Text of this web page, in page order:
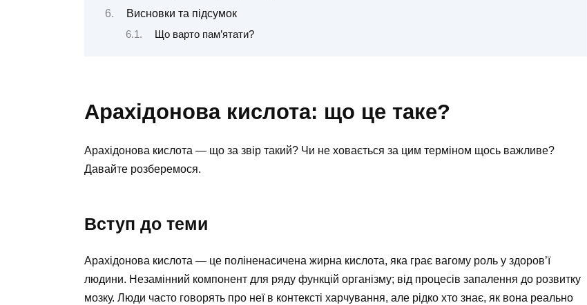
Висновки та підсумок
Що варто пам’ятати?
Арахідонова кислота: що це таке?
Арахідонова кислота — що за звір такий? Чи не ховається за цим терміном щось важливе?
Давайте розберемося.
Вступ до теми
Арахідонова кислота — це поліненасичена жирна кислота, яка грає вагому роль у здоров’ї
людини. Незамінний компонент для ряду функцій організму; від процесів запалення до розвитку
мозку. Люди часто говорять про неї в контексті харчування, але рідко хто знає, як вона реально